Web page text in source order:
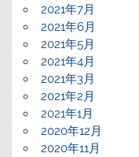
2021年7月
2021年6月
2021年5月
2021年4月
2021年3月
2021年2月
2021年1月
2020年12月
2020年11月